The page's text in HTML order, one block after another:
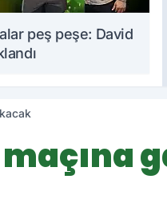
peş peşe: David